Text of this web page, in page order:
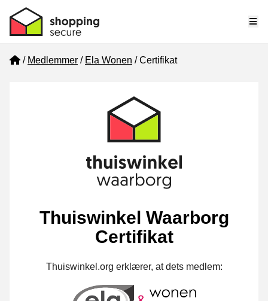
Home
Medlemmer Ela Wonen Certifikat
Thuiswinkel Waarborg
Certifikat
Thuiswinkel.org erklærer, at dets medlem: